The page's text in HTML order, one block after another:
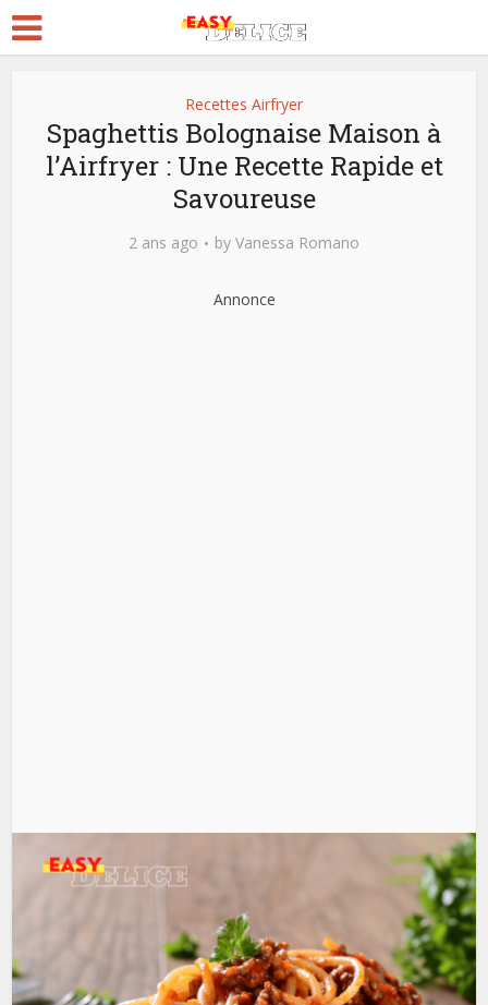
Recettes Airfryer
Spaghettis Bolognaise Maison à
l’Airfryer : Une Recette Rapide et
Savoureuse
2 ans ago by Vanessa Romano
Annonce